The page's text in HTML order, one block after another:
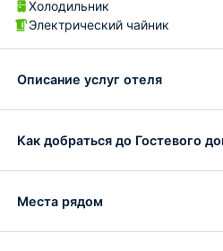
Холодильник
Электрический чайник
Описание услуг отеля
Как добраться до Гостевого
Места рядом